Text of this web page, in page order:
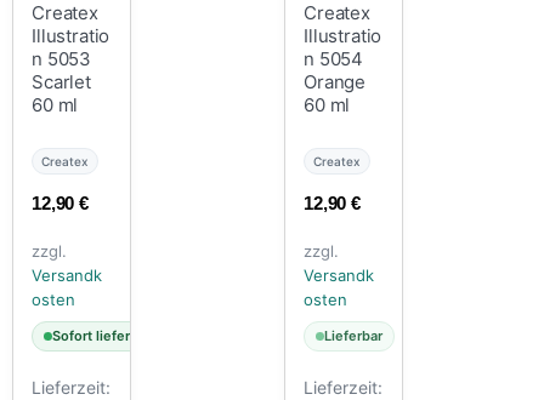
Createx
Illustratio
n 5053
Scarlet
60 ml
Createx
12,90€
zzgl.
Versandk
osten
Sofort lieferbar
Lieferzeit:
Createx
Illustratio
n 5054
Orange
60 ml
Createx
12,90€
zzgl.
Versandk
osten
Lieferbar
Lieferzeit: